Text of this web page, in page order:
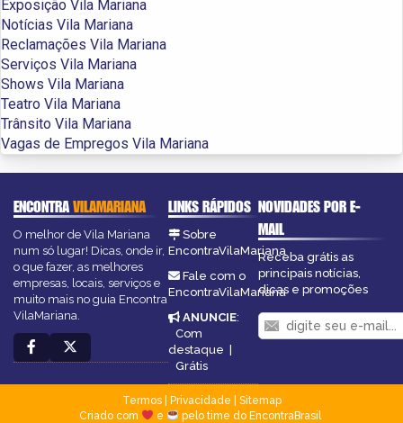
Exposição Vila Mariana
Notícias Vila Mariana
Reclamações Vila Mariana
Serviços Vila Mariana
Shows Vila Mariana
Teatro Vila Mariana
Trânsito Vila Mariana
Vagas de Empregos Vila Mariana
ENCONTRAVILAMARIANA
O melhor de Vila Mariana
num só lugar! Dicas, onde ir,
o que fazer, as melhores
empresas, locais, serviços e
muito mais no guia Encontra
VilaMariana.
LINKS RÁPIDOS
Sobre
EncontraVilaMariana
Fale com o
EncontraVilaMariana
ANUNCIE:
Com
destaque |
Grátis
NOVIDADES POR E-
MAIL
Receba grátis as
principais notícias,
dicas e promoções
Termos| Privacidade
Sitemap
Criado com
e pelo time do EncontraBrasil